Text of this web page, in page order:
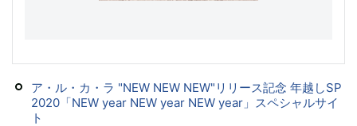
ア・ル・カ・ラ "NEW NEW NEW"リリース記念 年越しSP
2020「NEW year NEW year NEW year」スペシャルサイ
ト